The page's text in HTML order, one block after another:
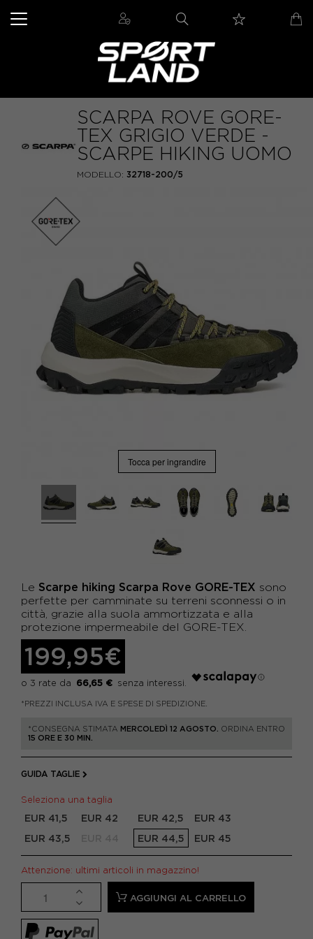
SCARPA ROVE GORE-
TEX GRIGIO VERDE -
SCARPE HIKING UOMO
MODELLO: 32718-200/5
Tocca per ingrandire
Le Scarpe hiking Scarpa Rove GORE-TEX sono
perfette per camminate su terreni sconnessi o in
città, grazie alla suola ammortizzata e alla
protezione impermeabile del GORE-TEX.
199,95€
66,65 €
*PREZZI INCLUSA IVA E SPESE DI SPEDIZIONE.
*CONSEGNA STIMATA MERCOLEDÌ 12 AGOSTO.
ORDINA ENTRO
15 ORE E 30 MIN.
GUIDA TAGLIE
Seleziona una taglia
EUR 41,5 EUR 42 EUR 42,5
EUR 43
EUR 43,5
EUR 44,5 EUR 45
Attenzione: ultimi articoli in magazzino!
AGGIUNGI AL CARRELLO